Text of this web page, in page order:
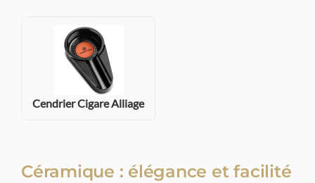
Cendrier Cigare Alliage
Céramique : élégance et facilité